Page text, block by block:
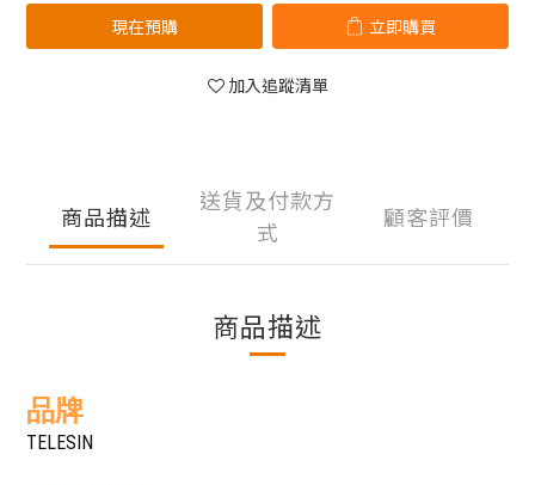
現在預購 立即購買
加入追蹤清單
商品描述
送貨及付款方
式
顧客評價
商品描述
品牌
TELESIN